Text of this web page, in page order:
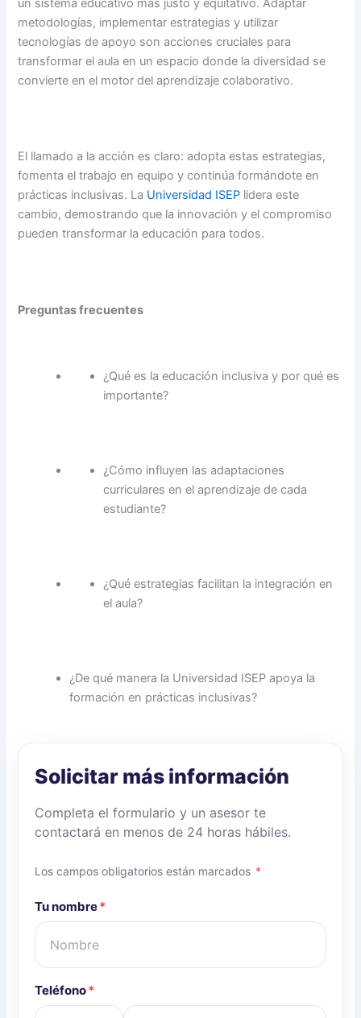
un sistema educativo más justo y equitativo. Adaptar
metodologías, implementar estrategias y utilizar
tecnologías de apoyo son acciones cruciales para
transformar el aula en un espacio donde la diversidad se
convierte en el motor del aprendizaje colaborativo.
El llamado a la acción es claro: adopta estas estrategias,
fomenta el trabajo en equipo y continúa formándote en
prácticas inclusivas. La Universidad ISEP lidera este
cambio, demostrando que la innovación y el compromiso
pueden transformar la educación para todos.
Preguntas frecuentes
¿Qué es la educación inclusiva y por qué es
importante?
¿Cómo influyen las adaptaciones
curriculares en el aprendizaje de cada
estudiante?
¿Qué estrategias facilitan la integración en
el aula?
¿De qué manera la Universidad ISEP apoya la
formación en prácticas inclusivas?
Solicitar más información
Completa el formulario y un asesor te
contactará en menos de 24 horas hábiles.
Los campos obligatorios están marcados *
Tu nombre*
Teléfono*